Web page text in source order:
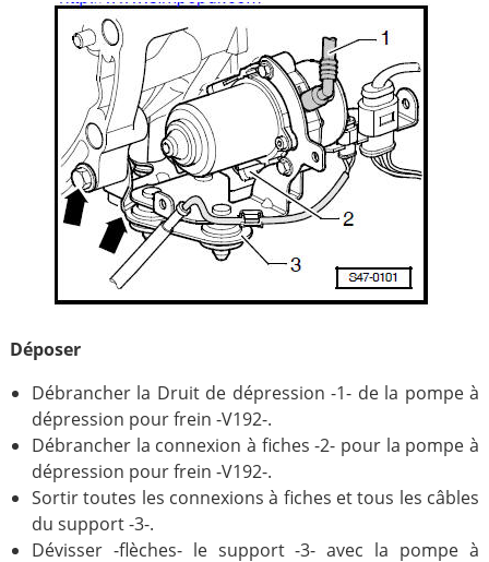
Déposer
Débrancher la Druit de dépression -1- de la pompe à
dépression pour frein -V192-.
Débrancher la connexion à fiches -2- pour la pompe à
dépression pour frein -V192-.
Sortir toutes les connexions à fiches et tous les câbles
du support -3-.
Dévisser -flèches- le support -3- avec la pompe à